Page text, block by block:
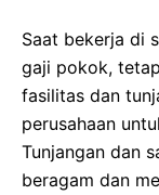
Saat bekerja di
gaji pokok,
fasilitas dan
perusahaan
Tunjangan dan
beragam dan